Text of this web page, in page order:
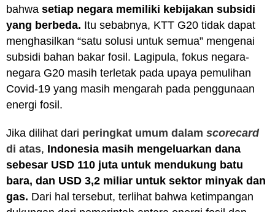
bahwa setiap negara memiliki kebijakan subsidi
yang berbeda. Itu sebabnya, KTT G20 tidak dapat
menghasilkan “satu solusi untuk semua” mengenai
subsidi bahan bakar fosil. Lagipula, fokus negara-
negara G20 masih terletak pada upaya pemulihan
Covid-19 yang masih mengarah pada penggunaan
energi fosil.
Jika dilihat dari peringkat umum dalam scorecard
di atas, Indonesia masih mengeluarkan dana
sebesar USD 110 juta untuk mendukung batu
bara, dan USD 3,2 miliar untuk sektor minyak dan
gas. Dari hal tersebut, terlihat bahwa ketimpangan